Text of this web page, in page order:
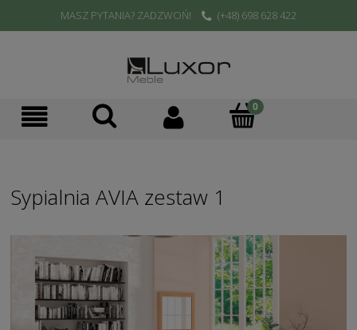
MASZ PYTANIA? ZADZWOŃ! (+48) 698 628 422
Sypialnia AVIA zestaw 1